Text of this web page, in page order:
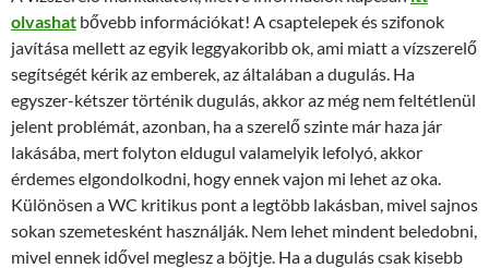
olvashat bővebb információkat! A csaptelepek és szifonok
javítása mellett az egyik leggyakoribb ok, ami miatt a vízszerelő
segítségét kérik az emberek, az általában a dugulás. Ha
egyszer-kétszer történik dugulás, akkor az még nem feltétlenül
jelent problémát, azonban, ha a szerelő szinte már haza jár
lakásába, mert folyton eldugul valamelyik lefolyó, akkor
érdemes elgondolkodni, hogy ennek vajon mi lehet az oka.
Különösen a WC kritikus pont a legtöbb lakásban, mivel sajnos
sokan szemetesként használják. Nem lehet mindent beledobni,
mivel ennek idővel meglesz a böjtje. Ha a dugulás csak kisebb